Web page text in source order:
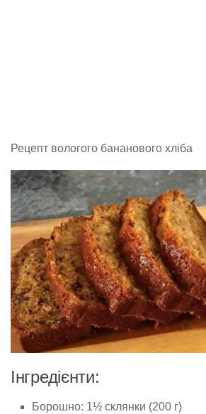
Рецепт вологого бананового хліба
Інгредієнти:
Борошно: 1½ склянки (200 г)